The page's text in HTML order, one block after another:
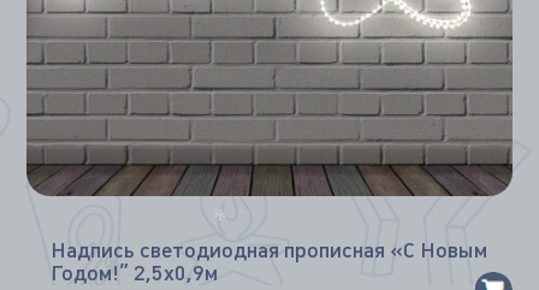
Надпись светодиодная прописная «С Новым
Годом!” 2,5х0,9м*